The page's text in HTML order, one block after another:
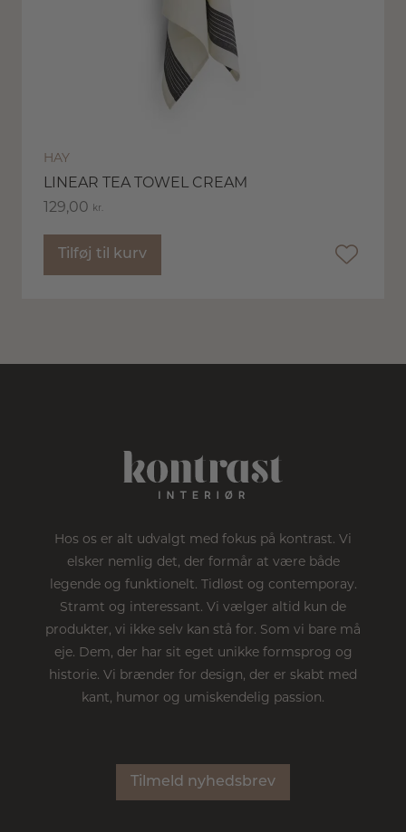
HAY
LINEAR TEA TOWEL CREAM
129,00
kr.
Tilføj til kurv
Hos os er alt udvalgt med fokus på kontrast. Vi
elsker nemlig det, der formår at være både
legende og funktionelt. Tidløst og contemporay.
Stramt og interessant. Vi vælger altid kun de
produkter, vi ikke selv kan stå for. Som vi bare må
eje. Dem, der har sit eget unikke formsprog og
historie. Vi brænder for design, der er skabt med
kant, humor og umiskendelig passion.
Tilmeld nyhedsbrev